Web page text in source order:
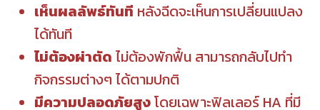
เห็นผลลัพธ์ทันที หลังฉีดจะเห็นการเปลี่ยนแปลง
ได้ทันที
ไม่ต้องผ่าตัด ไม่ต้องพักฟื้น สามารถกลับไปทำ
กิจกรรมต่างๆ ได้ตามปกติ
มีความปลอดภัยสูงโดยเฉพาะฟิลเลอร์ HA ที่มี